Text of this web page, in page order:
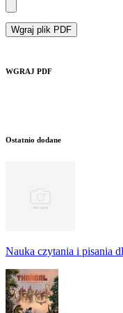
Wgraj plik PDF
WGRAJ PDF
Ostatnio dodane
Nauka czytania i pisania